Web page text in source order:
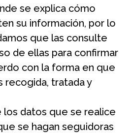
se explica cómo
su información, por lo
que las consulte
de ellas para confirmar
con la forma en que
recogida, tratada y
los datos que se realice
se hagan seguidoras